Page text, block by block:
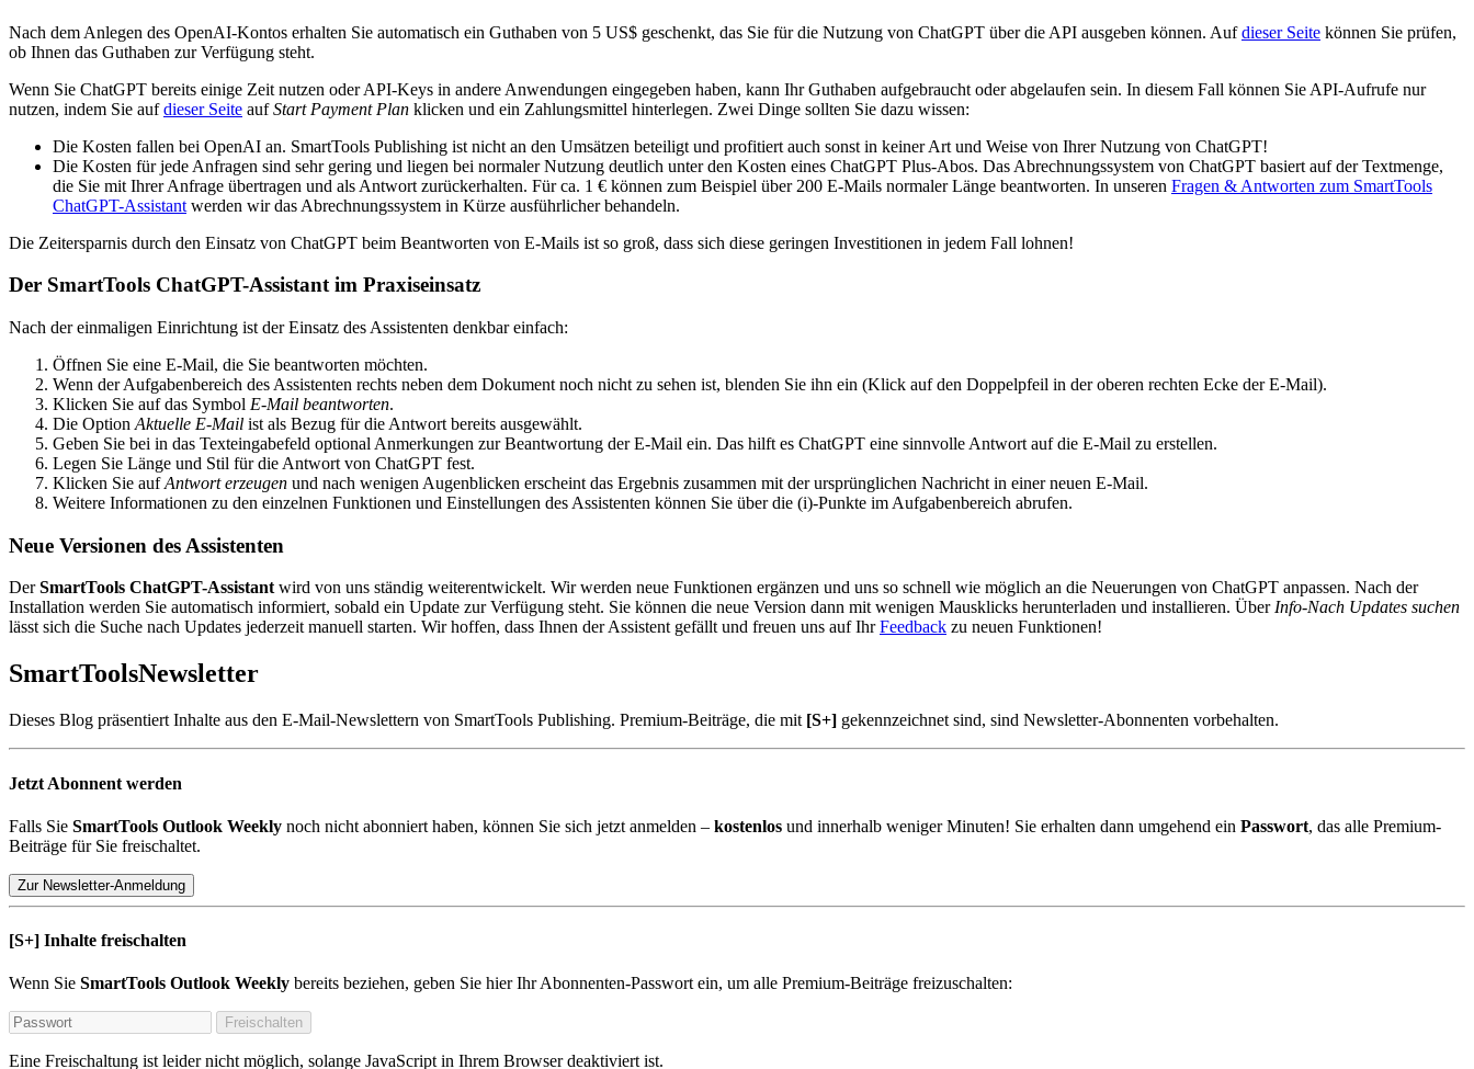
Nach dem Anlegen des OpenAI-Kontos erhalten Sie automatisch ein Guthaben von 5 US$ geschenkt, das Sie für die Nutzung von ChatGPT über die API ausgeben können. Aufdieser Seite können Sie prüfen,
ob Ihnen das Guthaben zur Verfügung steht.
Wenn Sie ChatGPT bereits einige Zeit nutzen oder API-Keys in andere Anwendungen eingegeben haben, kann Ihr Guthaben aufgebraucht oder abgelaufen sein. In diesem Fall können Sie API-Aufrufe nur
nutzen, indem Sie aufdieser Seite aufStart Payment Plan klicken und ein Zahlungsmittel hinterlegen. Zwei Dinge sollten Sie dazu wissen:
Die Kosten fallen bei OpenAI an. SmartTools Publishing ist nicht an den Umsätzen beteiligt und profitiert auch sonst in keiner Art und Weise von Ihrer Nutzung von ChatGPT!
Die Kosten für jede Anfragen sind sehr gering und liegen bei normaler Nutzung deutlich unter den Kosten eines ChatGPT Plus-Abos. Das Abrechnungssystem von ChatGPT basiert auf der Textmenge,
die Sie mit Ihrer Anfrage übertragen und als Antwort zurückerhalten. Für ca. 1 € können zum Beispiel über 200 E-Mails normaler Länge beantworten. In unseren Fragen & Antworten zum SmartTools
ChatGPT-Assistant werden wir das Abrechnungssystem in Kürze ausführlicher behandeln.
Die Zeitersparnis durch den Einsatz von ChatGPT beim Beantworten von E-Mails ist so groß, dass sich diese geringen Investitionen in jedem Fall lohnen!
Der SmartTools ChatGPT-Assistant im Praxiseinsatz
Nach der einmaligen Einrichtung ist der Einsatz des Assistenten denkbar einfach:
Öffnen Sie eine E-Mail, die Sie beantworten möchten.
Wenn der Aufgabenbereich des Assistenten rechts neben dem Dokument noch nicht zu sehen ist, blenden Sie ihn ein (Klick auf den Doppelpfeil in der oberen rechten Ecke der E-Mail).
Klicken Sie auf das Symbol E-Mail beantworten.
Die Option Aktuelle E-Mail ist als Bezug für die Antwort bereits ausgewählt.
Geben Sie bei in das Texteingabefeld optional Anmerkungen zur Beantwortung der E-Mail ein. Das hilft es ChatGPT eine sinnvolle Antwort auf die E-Mail zu erstellen.
Legen Sie Länge und Stil für die Antwort von ChatGPT fest.
Klicken Sie aufAntwort erzeugen und nach wenigen Augenblicken erscheint das Ergebnis zusammen mit der ursprünglichen Nachricht in einer neuen E-Mail.
Weitere Informationen zu den einzelnen Funktionen und Einstellungen des Assistenten können Sie über die (i)-Punkte im Aufgabenbereich abrufen.
Neue Versionen des Assistenten
DerSmartTools ChatGPT-Assistantwird von uns ständig weiterentwickelt. Wir werden neue Funktionen ergänzen und uns so schnell wie möglich an die Neuerungen von ChatGPT anpassen. Nach der
Installation werden Sie automatisch informiert, sobald ein Update zur Verfügung steht. Sie können die neue Version dann mit wenigen Mausklicks herunterladen und installieren. ÜberInfo-Nach Updates suchen
lässt sich die Suche nach Updates jederzeit manuell starten. Wir hoffen, dass Ihnen der Assistent gefällt und freuen uns auf IhrFeedback zu neuen Funktionen!
SmartToolsNewsletter
Dieses Blog präsentiert Inhalte aus den E-Mail-Newslettern von SmartTools Publishing. Premium-Beiträge, die mit [S+] gekennzeichnet sind, sind Newsletter-Abonnenten vorbehalten.
Jetzt Abonnent werden
Falls Sie SmartTools Outlook Weekly noch nicht abonniert haben, können Sie sich jetzt anmelden – kostenlos und innerhalb weniger Minuten! Sie erhalten dann umgehend ein Passwort, das alle Premium-
Beiträge für Sie freischaltet.
Zur Newsletter-Anmeldung
[S+] Inhalte freischalten
Wenn Sie SmartTools Outlook Weekly bereits beziehen, geben Sie hier Ihr Abonnenten-Passwort ein, um alle Premium-Beiträge freizuschalten:
Freischalten
Eine Freischaltung ist leider nicht möglich, solange JavaScript in Ihrem Browser deaktiviert ist.